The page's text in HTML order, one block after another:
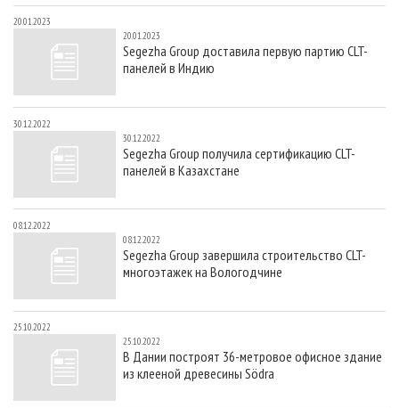
20.01.2023
20.01.2023
Segezha Group доставила первую партию CLT-
панелей в Индию
30.12.2022
30.12.2022
Segezha Group получила сертификацию CLT-
панелей в Казахстане
08.12.2022
08.12.2022
Segezha Group завершила строительство CLT-
многоэтажек на Вологодчине
25.10.2022
25.10.2022
В Дании построят 36-метровое офисное здание
из клееной древесины Södra